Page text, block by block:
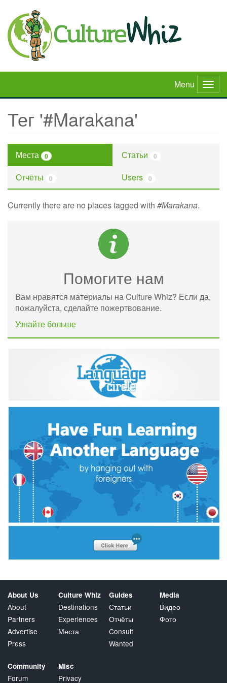
main
content
Menu
Тег '#Marakana'
Места 0 Статьи 0
Отчёты 0 Users 0
Currently there are no places tagged with #Marakana.
Помогите нам
Вам нравятся материалы на Culture Whiz? Если да,
пожалуйста, сделайте пожертвование.
Узнайте больше
About Us
About
Partners
Advertise
Press
Culture Whiz
Destinations
Experiences
Места
Guides
Статьи
Отчёты
Consult
Wanted
Media
Видео
Фото
Community
Forum
Misc
Privacy